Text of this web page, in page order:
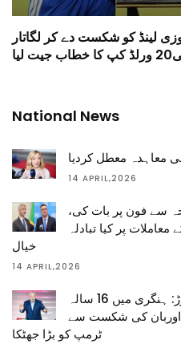
لینڈ کو شکست دے کر لگاتار
National News
معاہدہ معطل کردیا
14 APRIL,2026
سے فون پر بات کی،
معاملات پر کیا تبادلہ
خیال
14 APRIL,2026
یورپ کی سیاست میں نیا موڑ: ہنگری میں 16 سالہ
اوربان کی شکست سے
ٹرمپ کو بڑا جھٹکا